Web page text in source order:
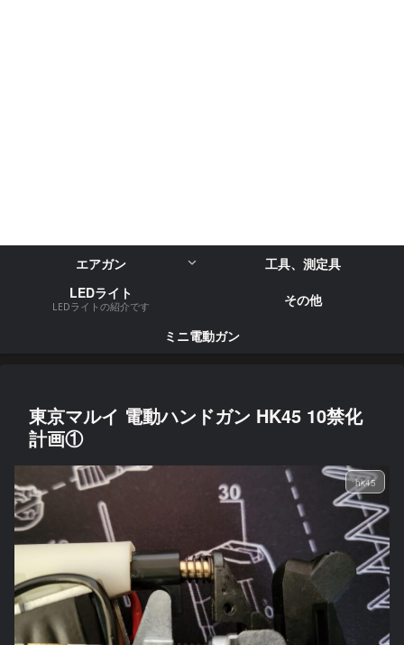
エアガン
工具、測定具
LEDライト
LEDライトの紹介です
その他
ミニ電動ガン
東京マルイ 電動ハンドガン HK45 10禁化
計画①
hk45